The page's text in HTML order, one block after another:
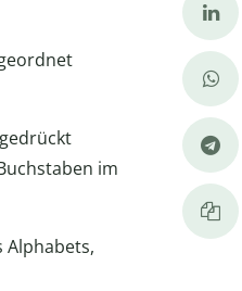
im
Alphabets,